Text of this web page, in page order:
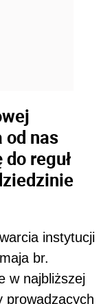
nas
reguł
instytucji
br.
w najbliższej
prowadzących